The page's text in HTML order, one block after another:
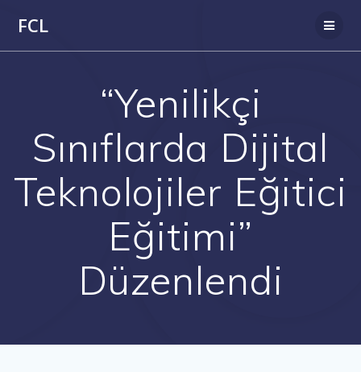
FCL
“Yenilikçi
Sınıflarda Dijital
Teknolojiler Eğitici
Eğitimi”
Düzenlendi